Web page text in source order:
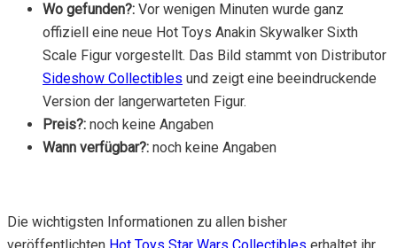
Wo gefunden?: Vor wenigen Minuten wurde ganz
offiziell eine neue Hot Toys Anakin Skywalker Sixth
Scale Figur vorgestellt. Das Bild stammt von Distributor
Sideshow Collectibles und zeigt eine beeindruckende
Version der langerwarteten Figur.
Preis?: noch keine Angaben
Wann verfügbar?: noch keine Angaben
Die wichtigsten Informationen zu allen bisher